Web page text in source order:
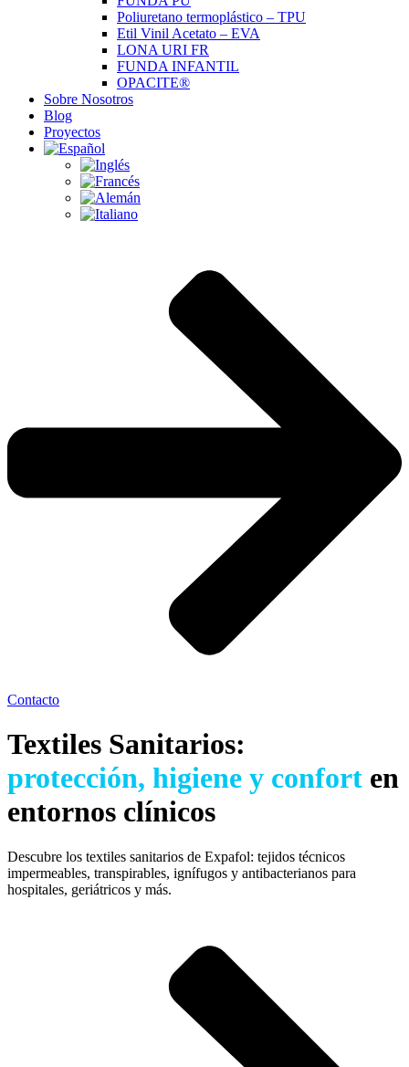
Poliuretano termoplástico – TPU
Etil Vinil Acetato – EVA
LONA URI FR
FUNDA INFANTIL
OPACITE®
Sobre Nosotros
Blog
Proyectos
Contacto
Textiles Sanitarios:
protección, higiene y confort en
entornos clínicos
Descubre los textiles sanitarios de Expafol: tejidos técnicos
impermeables, transpirables, ignífugos y antibacterianos para
hospitales, geriátricos y más.